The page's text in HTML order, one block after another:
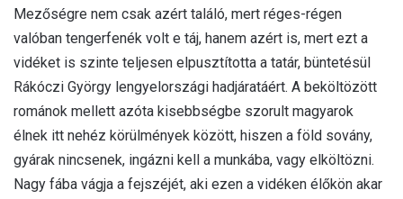
Mezőségre nem csak azért találó, mert réges-régen
valóban tengerfenék volt e táj, hanem azért is, mert ezt a
vidéket is szinte teljesen elpusztította a tatár, büntetésül
Rákóczi György lengyelországi hadjáratáért. A beköltözött
románok mellett azóta kisebbségbe szorult magyarok
élnek itt nehéz körülmények között, hiszen a föld sovány,
gyárak nincsenek, ingázni kell a munkába, vagy elköltözni.
Nagy fába vágja a fejszéjét, aki ezen a vidéken élőkön akar